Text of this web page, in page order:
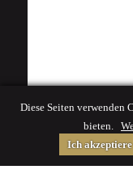
Diese Seiten verwenden
bieten.
Ich